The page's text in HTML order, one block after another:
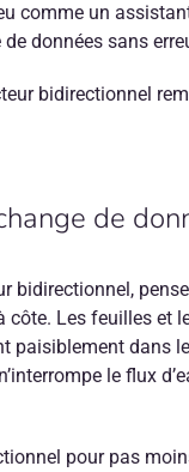
comme un
données sans
bidirectionnel
de
bidirectionnel,
côte. Les feuilles et
paisiblement dans
le flux
pour pas